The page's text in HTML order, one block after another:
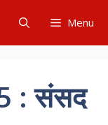
Menu
: संसद